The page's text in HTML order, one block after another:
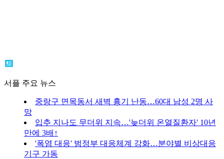
서플 주요 뉴스
중랑구 면목동서 새벽 흉기 난동…60대 남성 2명 사
망
입추 지나도 무더위 지속…'늦더위 온열질환자' 10년
만에 3배↑
'폭염 대응' 범정부 대응체계 강화…분야별 비상대응
기구 가동